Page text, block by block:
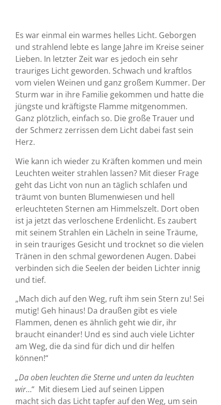
Es war einmal ein warmes helles Licht. Geborgen
und strahlend lebte es lange Jahre im Kreise seiner
Lieben. In letzter Zeit war es jedoch ein sehr
trauriges Licht geworden. Schwach und kraftlos
vom vielen Weinen und ganz großem Kummer. Der
Sturm war in ihre Familie gekommen und hatte die
jüngste und kräftigste Flamme mitgenommen.
Ganz plötzlich, einfach so. Die große Trauer und
der Schmerz zerrissen dem Licht dabei fast sein
Herz.
Wie kann ich wieder zu Kräften kommen und mein
Leuchten weiter strahlen lassen? Mit dieser Frage
geht das Licht von nun an täglich schlafen und
träumt von bunten Blumenwiesen und hell
erleuchteten Sternen am Himmelszelt. Dort oben
ist ja jetzt das verloschene Erdenlicht. Es zaubert
mit seinem Strahlen ein Lächeln in seine Träume,
in sein trauriges Gesicht und trocknet so die vielen
Tränen in den schmal gewordenen Augen. Dabei
verbinden sich die Seelen der beiden Lichter innig
und tief.
„Mach dich auf den Weg, ruft ihm sein Stern zu! Sei
mutig! Geh hinaus! Da draußen gibt es viele
Flammen, denen es ähnlich geht wie dir, ihr
braucht einander! Und es sind auch viele Lichter
am Weg, die da sind für dich und dir helfen
können!“
„Da oben leuchten die Sterne und unten da leuchten
wir…“ Mit diesem Lied auf seinen Lippen
macht sich das Licht tapfer auf den Weg, um sein